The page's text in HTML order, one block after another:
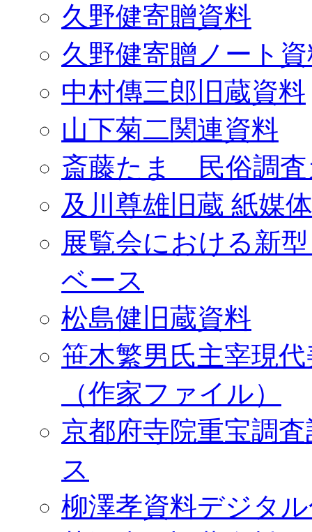
久野健寄贈資料
久野健寄贈ノート
中村傳三郎旧蔵資料
山下菊二関連資料
斎藤たま 民俗調査
及川尊雄旧蔵 紙媒
展覧会における新
ベース
松島健旧蔵資料
笹木繁男氏主宰現
（作家ファイル）
京都府寺院重宝調
ス
柳澤孝資料デジタ